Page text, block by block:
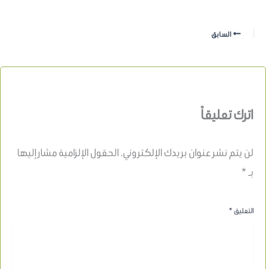
السابق
اترك تعليقاً
لن يتم نشر عنوان بريدك الإلكتروني.الحقول الإلزامية مشار إليها
بـ*
التعليق*